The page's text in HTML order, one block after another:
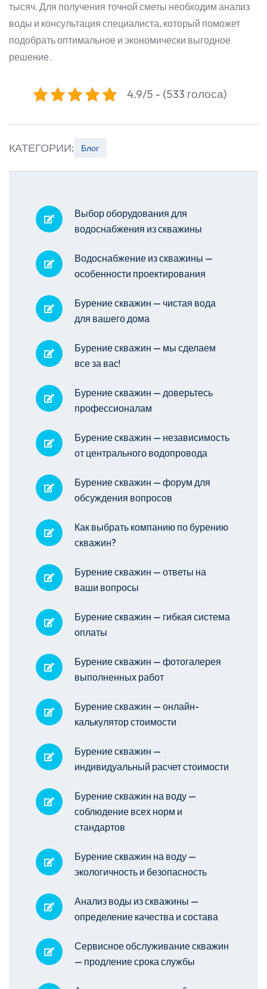
тысяч. Для получения точной сметы необходим анализ
воды и консультация специалиста, который поможет
подобрать оптимальное и экономически выгодное
решение.
4.9/5 - (533 голоса)
КАТЕГОРИИ: Блог
Выбор оборудования для
водоснабжения из скважины
Водоснабжение из скважины —
особенности проектирования
Бурение скважин — чистая вода
для вашего дома
Бурение скважин — мы сделаем
все за вас!
Бурение скважин — доверьтесь
профессионалам
Бурение скважин — независимость
от центрального водопровода
Бурение скважин — форум для
обсуждения вопросов
Как выбрать компанию по бурению
скважин?
Бурение скважин — ответы на
ваши вопросы
Бурение скважин — гибкая система
оплаты
Бурение скважин — фотогалерея
выполненных работ
Бурение скважин — онлайн-
калькулятор стоимости
Бурение скважин —
индивидуальный расчет стоимости
Бурение скважин на воду —
соблюдение всех норм и
стандартов
Бурение скважин на воду —
экологичность и безопасность
Анализ воды из скважины —
определение качества и состава
Сервисное обслуживание скважин
— продление срока службы